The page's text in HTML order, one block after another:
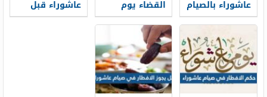
عاشوراء بالصيام القضاء يوم
عاشوراء
عاشوراء قبل
قضاء رمضان